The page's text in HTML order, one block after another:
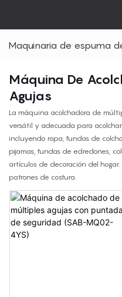
Maquinaria de espuma
Máquina De
Agujas
La máquina acolchadora de
versátil y adecuada para
incluyendo ropa, fundas de
pijamas, fundas de edredones,
artículos de decoración del
patrones de costura.